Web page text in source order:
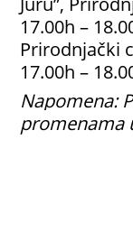
17.00h –
Prirodnjački
17.00h –
Napomena:
promenama